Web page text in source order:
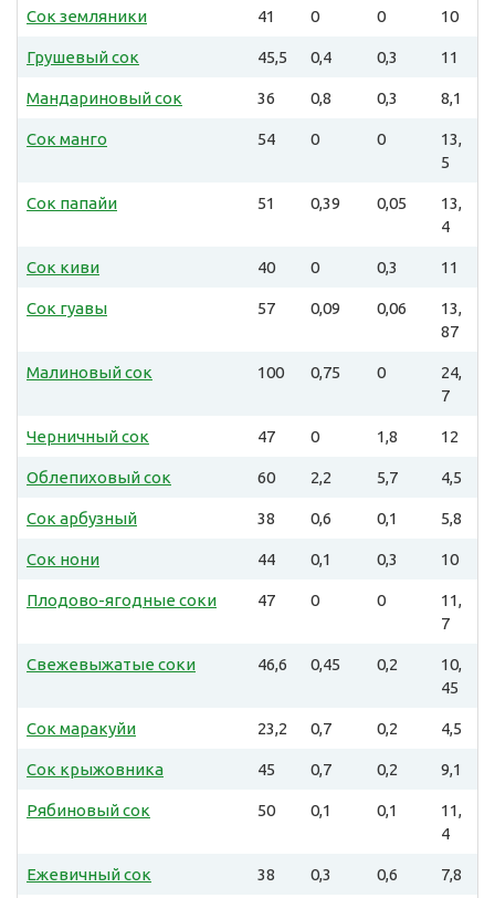
Сок земляники 41 0 0 10
Грушевый сок 45,5 0,4 0,3 11
Мандариновый сок 36 0,8 0,3 8,1
Сок манго 54 0 0
13,
5
Сок папайи 51 0,39 0,05
13,
4
Сок киви 40 0 0,3 11
Сок гуавы 57 0,09 0,06
13,
87
Малиновый сок 100 0,75 0
24,
7
Черничный сок 47 0 1,8 12
Облепиховый сок 60 2,2 5,7 4,5
Сок арбузный 38 0,6 0,1 5,8
Сок нони 44 0,1 0,3 10
Плодово-ягодные соки 47 0 0
11,
7
Свежевыжатые соки 46,6 0,45 0,2
10,
45
Cок маракуйи 23,2 0,7 0,2 4,5
Сок крыжовника 45 0,7 0,2 9,1
Рябиновый сок 50 0,1 0,1
11,
4
Ежевичный сок 38 0,3 0,6 7,8